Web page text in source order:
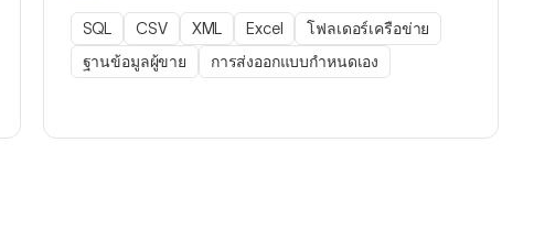
SQL CSV XML Excel
โฟลเดอร์เครือข่าย
ฐานข้อมูลผู้ขาย
การส่งออกแบบกำหนดเอง